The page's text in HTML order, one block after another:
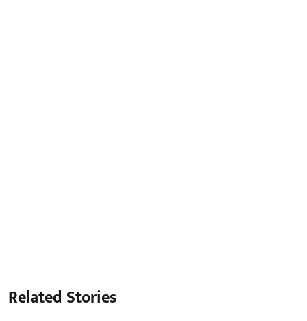
Related Stories